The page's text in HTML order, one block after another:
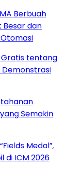
Berbuah
Besar dan
Gratis tentang
Demonstrasi
Semakin
Medal”,
di ICM 2026